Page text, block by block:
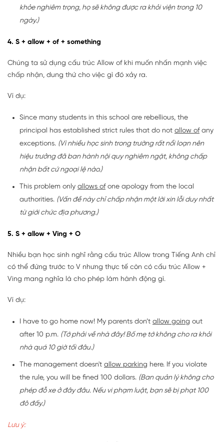
khỏe nghiêm trọng, họ sẽ không được ra khỏi viện trong 10
ngày.)
4. S + allow + of + something
Chúng ta sử dụng cấu trúc Allow of khi muốn nhấn mạnh việc
chấp nhận, dung thứ cho việc gì đó xảy ra.
Ví dụ:
Since many students in this school are rebellious, the
principal has established strict rules that do not allow ofany
exceptions. (Vì nhiều học sinh trong trường rất nổi loạn nên
hiệu trưởng đã ban hành nội quy nghiêm ngặt, không chấp
nhận bất cứ ngoại lệ nào.)
This problem only allows ofone apology from the local
authorities. (Vấn đề này chỉ chấp nhận một lời xin lỗi duy nhất
từ giới chức địa phương.)
5. S + allow + Ving + O
Nhiều bạn học sinh nghĩ rằng cấu trúc Allow trong Tiếng Anh chỉ
có thể đứng trước to V nhưng thực tế còn có cấu trúc Allow +
Ving mang nghĩa là cho phép làm hành động gì.
Ví dụ:
I have to go home now! My parents don’t allow going out
after 10 p.m. (Tớ phải về nhà đây! Bố mẹ tớ không cho ra khỏi
nhà quá 10 giờ tối đâu.)
The management doesn't allow parking here. If you violate
the rule, you will be fined 100 dollars. (Ban quản lý không cho
phép đỗ xe ở đây đâu. Nếu vi phạm luật, bạn sẽ bị phạt 100
đô đấy.)
Lưu ý: